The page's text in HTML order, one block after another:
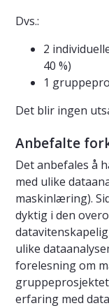
Dvs.:
2
40 %)
1
Det blir ingen
Anbefalte
Det anbefales å
med ulike
maskinlæring).
dyktig i den
ulike
forelesning om
erfaring med